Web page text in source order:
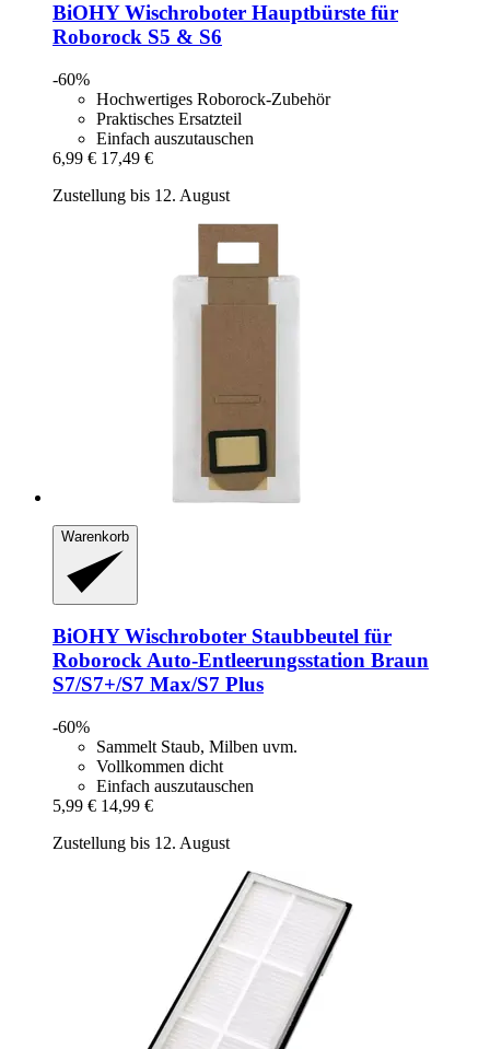
BiOHYWischroboter Hauptbürste für
Roborock S5 & S6
-60%
Hochwertiges Roborock-Zubehör
Praktisches Ersatzteil
Einfach auszutauschen
6,99 € 17,49 €
Zustellung bis 12. August
Warenkorb
BiOHYWischroboter Staubbeutel für
Roborock Auto-​Entleerungsstation Braun
S7/S7+/S7 Max/S7 Plus
-60%
Sammelt Staub, Milben uvm.
Vollkommen dicht
Einfach auszutauschen
5,99 € 14,99 €
Zustellung bis 12. August